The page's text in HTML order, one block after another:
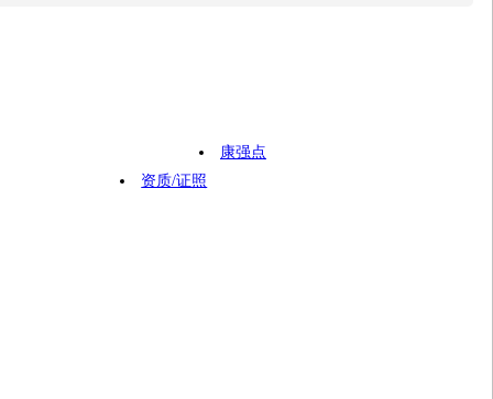
康强点
资质/证照